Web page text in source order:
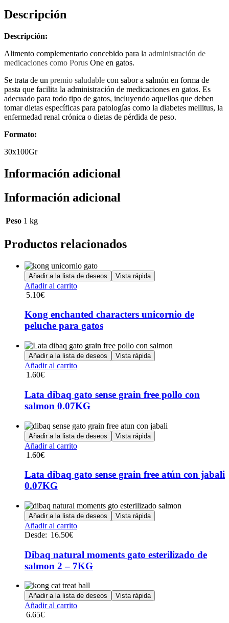
Descripción
Descripción:
Alimento complementario concebido para la administración de
medicaciones como Porus One en gatos.
Se trata de un premio saludable con sabor a salmón en forma de
pasta que facilita la administración de medicaciones en gatos. Es
adecuado para todo tipo de gatos, incluyendo aquellos que deben
tomar dietas específicas para patologías como la diabetes mellitus, la
enfermedad renal crónica o dietas de pérdida de peso.
Formato:
30x100Gr
Información adicional
Información adicional
Peso 1 kg
Productos relacionados
Añadir a la lista de deseos Vista rápida
Añadir al carrito
5.10€
Kong enchanted characters unicornio de
peluche para gatos
Añadir a la lista de deseos Vista rápida
Añadir al carrito
1.60€
Lata dibaq gato sense grain free pollo con
salmon 0.07KG
Añadir a la lista de deseos Vista rápida
Añadir al carrito
1.60€
Lata dibaq gato sense grain free atún con jabali
0.07KG
Añadir a la lista de deseos Vista rápida
Añadir al carritoEste
múltiples
variantes.
Las
se
pueden
elegir
Desde: 16.50€
Dibaq natural moments gato esterilizado de
salmon 2 – 7KG
Añadir a la lista de deseos Vista rápida
Añadir al carrito
6.65€